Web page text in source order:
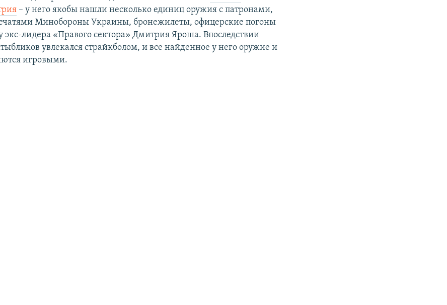
– у него якобы нашли несколько единиц оружия с патронами,
Минобороны Украины, бронежилеты, офицерские погоны
экс-лидера «Правого сектора» Дмитрия Яроша. Впоследствии
увлекался страйкболом, и все найденное у него оружие и
игровыми.